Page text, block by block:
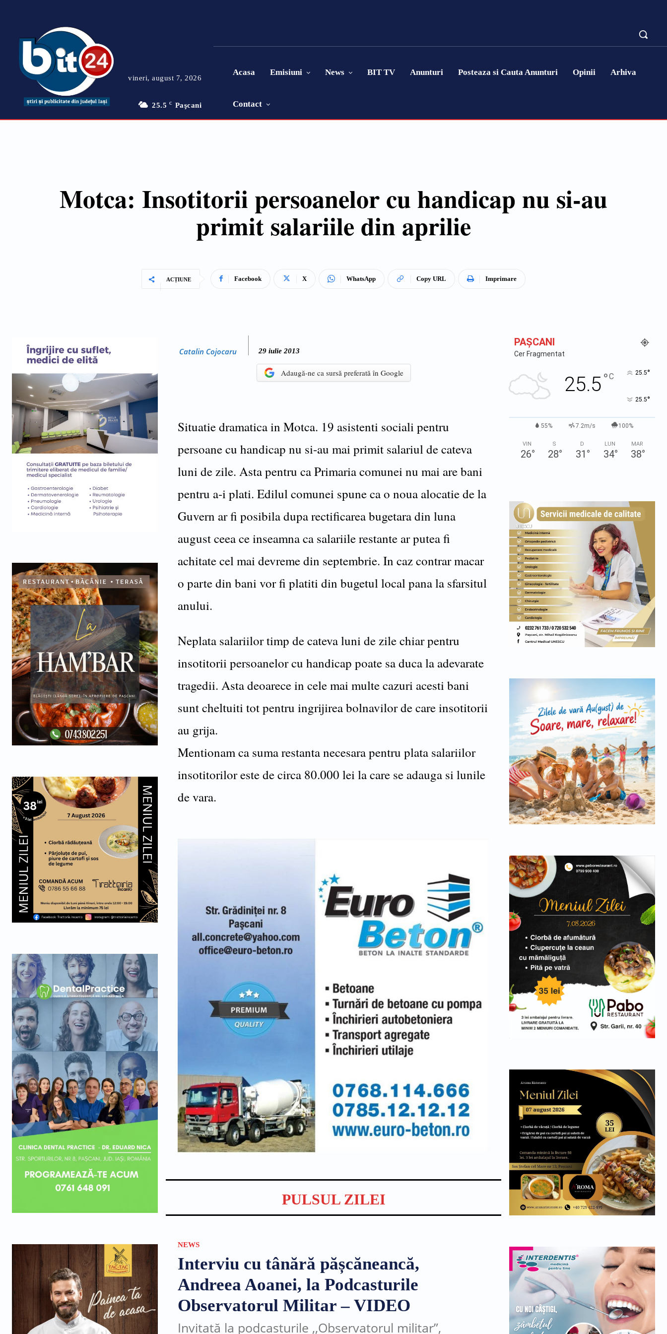
vineri, august 7, 2026
25.5 C Paşcani
Acasa Emisiuni News BIT TV Anunturi Posteaza si Cauta Anunturi Opinii Arhiva
Contact
Motca: Insotitorii persoanelor cu handicap nu si-au
primit salariile din aprilie
ACȚIUNE Facebook X WhatsApp Copy URL Imprimare
Catalin Cojocaru 29 iulie 2013
Adaugă-ne ca sursă preferată în Google
Situatie dramatica in Motca. 19 asistenti sociali pentru
persoane cu handicap nu si-au mai primit salariul de cateva
luni de zile. Asta pentru ca Primaria comunei nu mai are bani
pentru a-i plati. Edilul comunei spune ca o noua alocatie de la
Guvern ar fi posibila dupa rectificarea bugetara din luna
august ceea ce inseamna ca salariile restante ar putea fi
achitate cel mai devreme din septembrie. In caz contrar macar
o parte din bani vor fi platiti din bugetul local pana la sfarsitul
anului.
Neplata salariilor timp de cateva luni de zile chiar pentru
insotitorii persoanelor cu handicap poate sa duca la adevarate
tragedii. Asta deoarece in cele mai multe cazuri acesti bani
sunt cheltuiti tot pentru ingrijirea bolnavilor de care insotitorii
au grija.
Mentionam ca suma restanta necesara pentru plata salariilor
insotitorilor este de circa 80.000 lei la care se adauga si lunile
de vara.
PULSUL ZILEI
NEWS
Interviu cu tânără pășcăneancă,
Andreea Aoanei, la Podcasturile
Observatorul Militar – VIDEO
Invitată la podcasturile ,,Observatorul militar”,
PAŞCANI
Cer Fragmentat
25.5°C 25.5°
25.5°
55% 7.2m/s 100%
VIN
26°
S
28°
D
31 °
LUN
34°
MAR
38°